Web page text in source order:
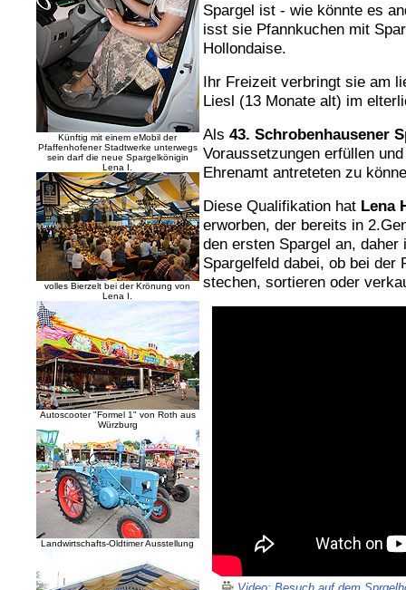
Künftig mit einem eMobil der
Pfaffenhofener Stadtwerke unterwegs
sein darf die neue Spargelkönigin
Lena I.
volles Bierzelt bei der Krönung von
Lena I.
Autoscooter "Formel 1" von Roth aus
Würzburg
Landwirtschafts-Oldtimer Ausstellung
Spargel ist - wie könnte es
isst sie Pfannkuchen mit
Hollondaise.
Ihr Freizeit verbringt sie am
Liesl (13 Monate alt) im
Als 43. Schrobenhausener
Voraussetzungen erfüllen
Ehrenamt antreteten zu
Diese Qualifikation hat Lena
erworben, der bereits in
den ersten Spargel an,
Spargelfeld dabei, ob bei der
stechen, sortieren oder